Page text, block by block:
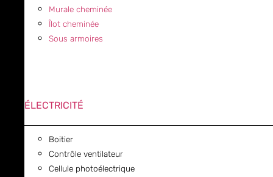
Murale cheminée
Îlot cheminée
Sous armoires
ÉLECTRICITÉ
Boitier
Contrôle ventilateur
Cellule photoélectrique